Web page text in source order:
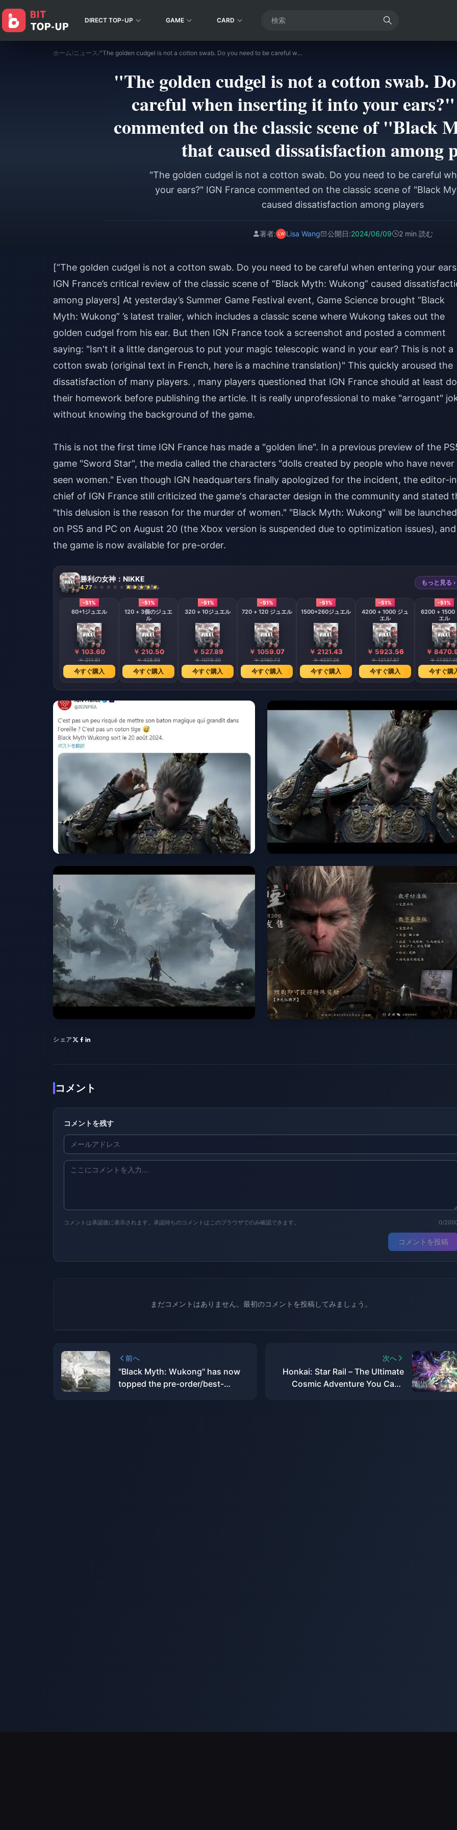
DIRECT TOP-UP GAME CARD
ホーム/ニュース / "The golden cudgel is not a cotton swab. Do you need to be careful when inserting it into your ears?" IGN France commented on the classic scene of "Black Myth: Wukong" that caused dissatisfaction among players
"The golden cudgel is not a cotton swab.
careful when inserting it into your
commented on the classic scene of "Black
that caused dissatisfaction among
"The golden cudgel is not a cotton swab. Do you need to be careful
your ears?" IGN France commented on the classic scene of "Black
caused dissatisfaction among players
著者: Lisa Wang 公開日:2024/06/09 2 min 読む
[“The golden cudgel is not a cotton swab. Do you need to be careful when entering your
IGN France’s critical review of the classic scene of “Black Myth: Wukong” caused
among players] At yesterday’s Summer Game Festival event, Game Science brought “Black
Myth: Wukong” ’s latest trailer, which includes a classic scene where Wukong takes out the
golden cudgel from his ear. But then IGN France took a screenshot and posted a comment
saying: "Isn't it a little dangerous to put your magic telescopic wand in your ear? This is not a
cotton swab (original text in French, here is a machine translation)" This quickly aroused the
dissatisfaction of many players. , many players questioned that IGN France should at least do
their homework before publishing the article. It is really unprofessional to make "arrogant"
without knowing the background of the game.
This is not the first time IGN France has made a "golden line". In a previous preview of the
game "Sword Star", the media called the characters "dolls created by people who have never
seen women." Even though IGN headquarters finally apologized for the incident, the editor-
chief of IGN France still criticized the game's character design in the community and stated
"this delusion is the reason for the murder of women." "Black Myth: Wukong" will be launched
on PS5 and PC on August 20 (the Xbox version is suspended due to optimization issues), and
the game is now available for pre-order.
勝利の女神：NIKKE
4.77 790 販売済み
もっと見る ›
-51%
60+1ジュエル
￥ 103.60
￥ 211.81
今すぐ購入
-51%
120 + 3個のジュエ
ル
￥ 210.50
￥ 428.89
今すぐ購入
-51%
320 + 10ジュエル
￥ 527.89
￥ 1079.30
今すぐ購入
-51%
720 + 120 ジュエル
￥ 1059.07
￥ 2160.73
今すぐ購入
-51%
1500+260ジュエル
￥ 2121.43
￥ 4337.26
今すぐ購入
-51%
4200 + 1000 ジュ
エル
￥ 5923.56
￥ 12137.87
今すぐ購入
-51%
6200 + 1500
エル
￥
￥
今すぐ購
シェア
コメント
コメントを残す
コメントは承認後に表示されます。承認待ちのコメントはこのブラウザでのみ確認できます。 0/
コメントを投稿
まだコメントはありません。最初のコメントを投稿してみましょう。
前へ
"Black Myth: Wukong" has now
topped the pre-order/best-
次へ
Honkai: Star Rail – The Ultimate
Cosmic Adventure You Can't